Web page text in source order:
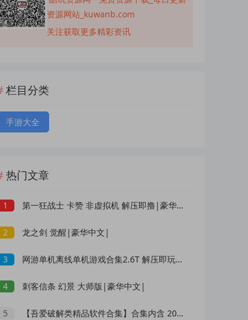
资源网站_kuwanb.com
关注获取更多精彩资讯
栏目分类
手游大全
热门文章
1 第一狂战士 卡赞 非虚拟机 解压即撸|豪华中文|
2 龙之剑 觉醒|豪华中文|
3 网游单机离线单机游戏合集2.6T 解压即玩 网盘下载 一键端免安装免配置
4 刺客信条 幻景 大师版|豪华中文|
5 【吾爱破解类精品软件合集】合集内含 2000 +实用工具 【1.5GB】